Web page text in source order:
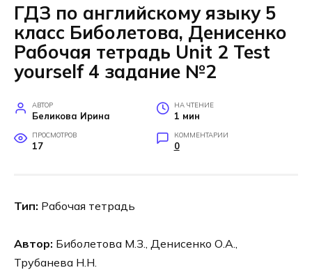
ГДЗ по английскому языку 5
класс Биболетова, Денисенко
Рабочая тетрадь Unit 2 Test
yourself 4 задание №2
АВТОР
Беликова Ирина
НА ЧТЕНИЕ
1 мин
ПРОСМОТРОВ
17
КОММЕНТАРИИ
0
Тип: Рабочая тетрадь
Автор: Биболетова М.З., Денисенко О.А.,
Трубанева Н.Н.